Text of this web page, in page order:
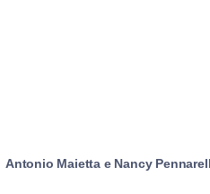
Antonio Maietta e Nancy